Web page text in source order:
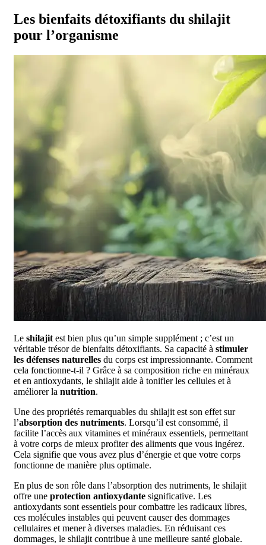
Les bienfaits détoxifiants du shilajit
pour l’organisme
Le shilajit est bien plus qu’un simple supplément ; c’est un
véritable trésor de bienfaits détoxifiants. Sa capacité à stimuler
les défenses naturelles du corps est impressionnante. Comment
cela fonctionne-t-il ? Grâce à sa composition riche en minéraux
et en antioxydants, le shilajit aide à tonifier les cellules et à
améliorer la nutrition.
Une des propriétés remarquables du shilajit est son effet sur
l’absorption des nutriments. Lorsqu’il est consommé, il
facilite l’accès aux vitamines et minéraux essentiels, permettant
à votre corps de mieux profiter des aliments que vous ingérez.
Cela signifie que vous avez plus d’énergie et que votre corps
fonctionne de manière plus optimale.
En plus de son rôle dans l’absorption des nutriments, le shilajit
offre une protection antioxydante significative. Les
antioxydants sont essentiels pour combattre les radicaux libres,
ces molécules instables qui peuvent causer des dommages
cellulaires et mener à diverses maladies. En réduisant ces
dommages, le shilajit contribue à une meilleure santé globale.